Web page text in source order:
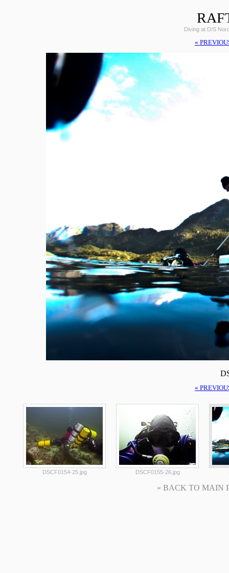
Diving at D/S
«
«
DSCF0154-25.jpg DSCF0155-26.jpg
« BACK TO MAIN